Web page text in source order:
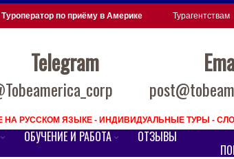
Туроператор по приёму в Америке Турагентствам
Telegram
НА РУССКОМ ЯЗЫКЕ - ИНДИВИДУАЛЬНЫЕ ТУРЫ -
ОБУЧЕНИЕ И РАБОТА ОТЗЫВЫ